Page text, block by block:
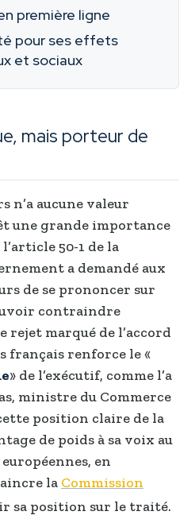
première ligne
pour ses effets
et sociaux
mais porteur de
n’a aucune valeur
une grande importance
50-1 de la
a demandé aux
de se prononcer sur
contraindre
rejet marqué de l’accord
français renforce le «
» de l’exécutif, comme l’a
ministre du Commerce
position claire de la
de poids à sa voix au
en
la Commission
sa position sur le traité.